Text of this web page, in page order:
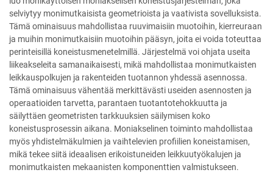
selviytyy monimutkaisista geometrioista ja vaativista sovelluksista.
Tämä ominaisuus mahdollistaa ruuvimaisiin muotoihin, kierreuraan
ja muihin monimutkaisiin muotoihin pääsyn, joita ei voida toteuttaa
perinteisillä koneistusmenetelmillä. Järjestelmä voi ohjata useita
liikeakseleita samanaikaisesti, mikä mahdollistaa monimutkaisten
leikkauspolkujen ja rakenteiden tuotannon yhdessä asennossa.
Tämä ominaisuus vähentää merkittävästi useiden asennosten ja
operaatioiden tarvetta, parantaen tuotantotehokkuutta ja
säilyttäen geometristen tarkkuuksien säilymisen koko
koneistusprosessin aikana. Moniakselinen toiminto mahdollistaa
myös yhdistelmäkulmien ja vaihtelevien profiilien koneistamisen,
mikä tekee siitä ideaalisen erikoistuneiden leikkuutyökalujen ja
monimutkaisten mekaanisten komponenttien valmistukseen.